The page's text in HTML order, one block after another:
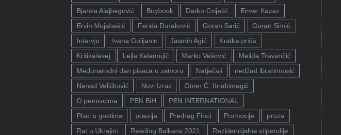
Bjanka Alajbegović
Buybook Darko Cvijetić
Enver Kazaz
Ervin Mujabašić
Ferida Duraković Goran Sarić
Goran Simić
Intervju
Ivana Golijanin Jasmin Agić
Kratka priča
Kritika/esej
Lejla Kalamujić Marko Vešović
Melida Travančić
Međunarodni dan pisaca u zatvoru
Natječaji
nedžad ibrahimović
Nenad Veličković
Novi Izraz
Omer Ć. Ibrahimagić
O penovcima
PEN BiH
PEN INTERNATIONAL
Pisci u gostima
poezija Predrag Finci Promocije
proza
Rat u Ukrajini
Reading Balkans 2021
Rezidencijalne stipendije